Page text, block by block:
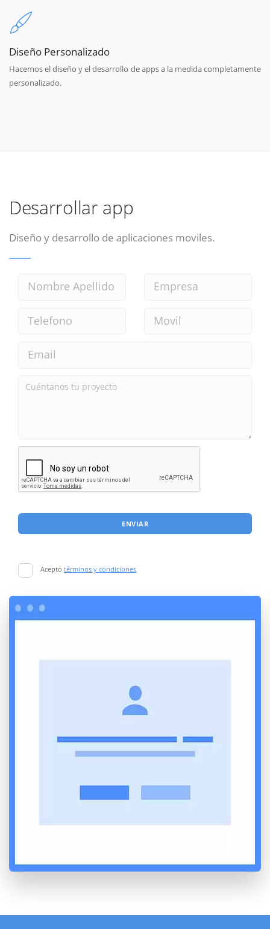
Diseño Personalizado
Hacemos el diseño y el desarrollo de apps a la medida completamente
personalizado.
Desarrollar app
Diseño y desarrollo de aplicaciones moviles.
ENVIAR
Acepto términos y condiciones